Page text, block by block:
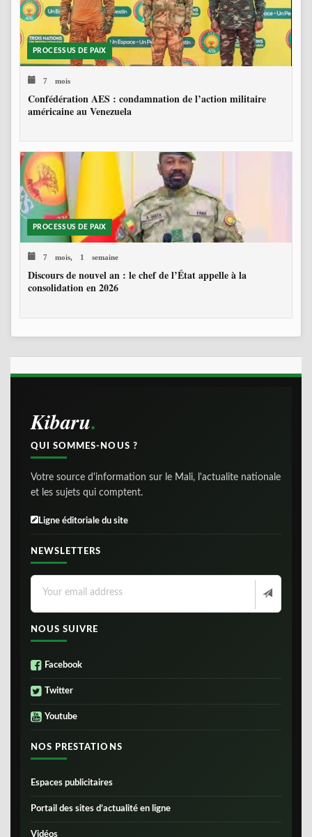
PROCESSUS DE PAIX
7 mois
Confédération AES : condamnation de l’action militaire
américaine au Venezuela
PROCESSUS DE PAIX
7 mois, 1 semaine
Discours de nouvel an : le chef de l’État appelle à la
consolidation en 2026
Kibaru
QUI SOMMES-NOUS ?
Votre source d'information sur le Mali, l'actualite nationale
et les sujets qui comptent.
Ligne éditoriale du site
NEWSLETTERS
NOUS SUIVRE
Facebook
Twitter
Youtube
NOS PRESTATIONS
Espaces publicitaires
Portail des sites d’actualité en ligne
Vidéos